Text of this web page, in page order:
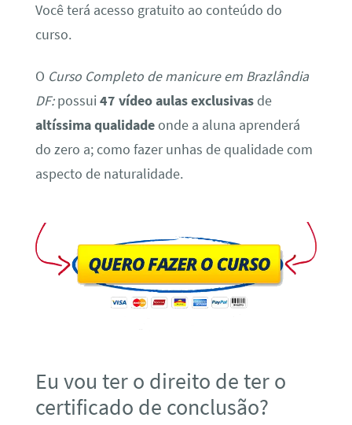
Você terá acesso gratuito ao conteúdo do
curso.
O Curso Completo de manicure em Brazlândia
DF:possui 47 vídeo aulas exclusivasde
altíssima qualidadeonde a aluna aprenderá
do zero a; como fazer unhas de qualidade com
aspecto de naturalidade.
Eu vou ter o direito de ter o
certificado de conclusão?